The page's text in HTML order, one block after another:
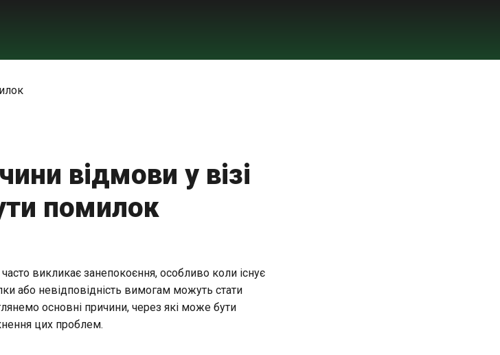
відмови у візі
помилок
викликає занепокоєння, особливо коли існує
або невідповідність вимогам можуть стати
основні причини, через які може бути
цих проблем.